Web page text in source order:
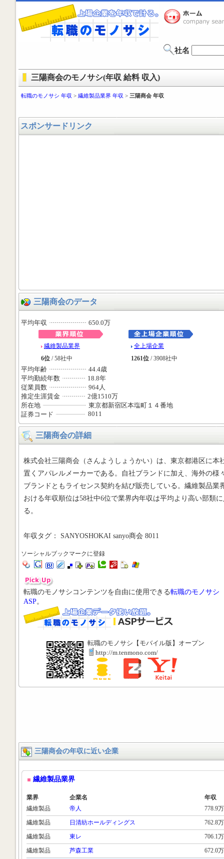
社名
三陽商会のモノサシ(年収 給料 収入)
転職のモノサシ 年収 > 繊維製品業界 年収 > 三陽商会 年収
スポンサードリンク
三陽商会のデータ
平均年収 650.0万
繊維製品業界
6位 / 58社中
全上場企業
1261位 / 3908社中
平均年齢
44.4歳
平均勤続年数
18.8年
従業員数
964人
推定生涯賃金
2億1510万
所在地
東京都新宿区本塩町１４番地
証券コード
8011
三陽商会の詳細
株式会社三陽商会（さんようしょうかい）は、東京都港区に本
置くアパレルメーカーである。自社ブランドに加え、海外の様
ブランドともライセンス契約を結び販売している。繊維製品業
おける年収順位は58社中6位で業界内年収は平均より高い部類
る。
年収タグ： SANYOSHOKAI sanyo商会 8011
ソーシャルブックマークに登録
転職のモノサシコンテンツを自由に使用できる転職のモノサシ
ASP。
転職のモノサシ【モバイル版】オープン
http://m.tenmono.com/
三陽商会の年収に近い企業
繊維製品業界
業界 企業名
年収
繊維製品
帝人
778.9万
繊維製品
日清紡ホールディングス
762.8万
繊維製品
東レ
706.1万
繊維製品
芦森工業
672.0万